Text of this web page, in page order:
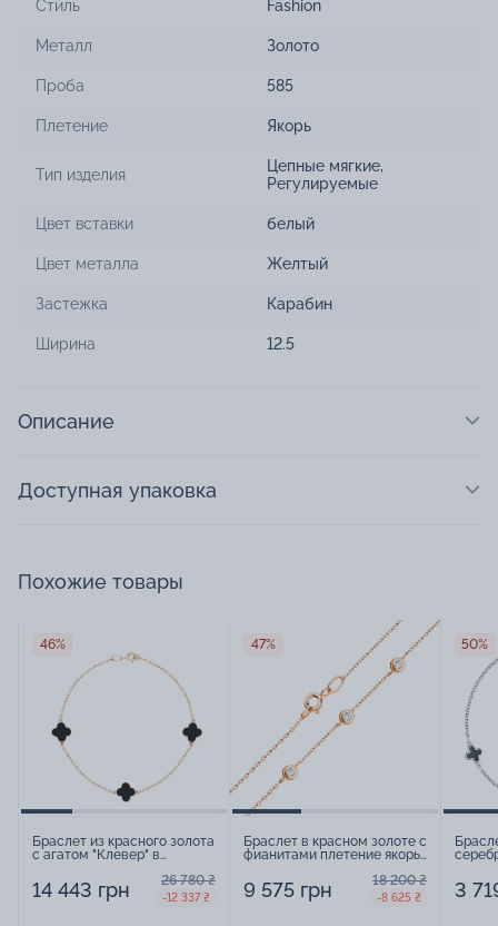
Стиль Fashion
Металл Золото
Проба 585
Плетение Якорь
Тип изделия Цепные мягкие,
Регулируемые
Цвет вставки белый
Цвет металла Желтый
Застежка Карабин
Ширина 12.5
Описание
Доступная упаковка
Похожие товары
46%
Браслет из красного золота
с агатом "Клевер" в
14 443 грн 26 780 ₴
-12 337 ₴
47%
Браслет в красном золоте с
фианитами плетение якорь
9 575 грн 18 200 ₴
-8 625 ₴
50%
3